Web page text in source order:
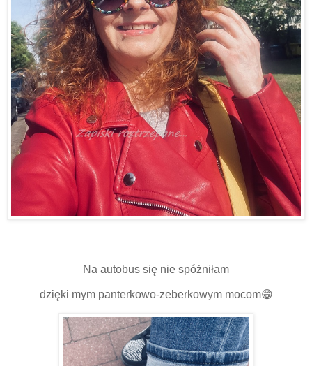
Na autobus się nie spóżniłam
dzięki mym panterkowo-zeberkowym mocom😁